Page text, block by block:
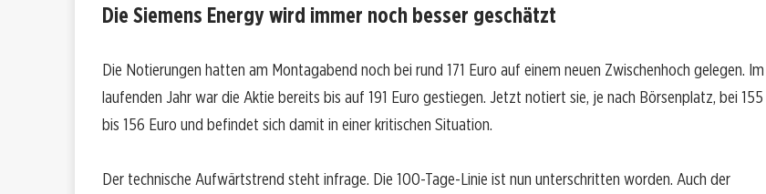
Die Siemens Energy wird immer noch besser geschätzt
Die Notierungen hatten am Montagabend noch bei rund 171 Euro auf einem neuen Zwischenhoch gelegen. Im
laufenden Jahr war die Aktie bereits bis auf 191 Euro gestiegen. Jetzt notiert sie, je nach Börsenplatz, bei 155
bis 156 Euro und befindet sich damit in einer kritischen Situation.
Der technische Aufwärtstrend steht infrage. Die 100-Tage-Linie ist nun unterschritten worden. Auch der